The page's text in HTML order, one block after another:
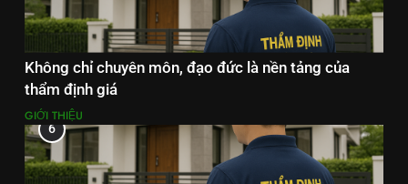
Không chỉ chuyên môn, đạo đức là nền tảng của
thẩm định giá
GIỚI THIỆU
6